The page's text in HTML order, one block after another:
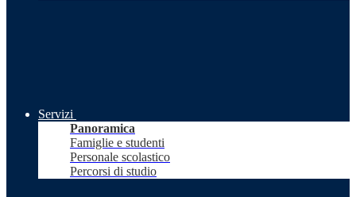
Servizi
Panoramica
Famiglie e studenti
Personale scolastico
Percorsi di studio